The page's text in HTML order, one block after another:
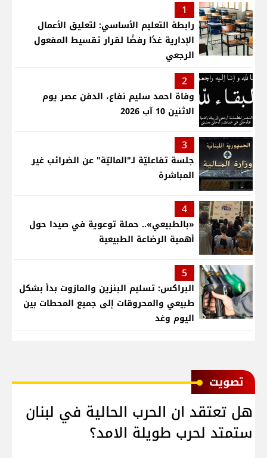
1
رابطة التعليم الأساسي: لتعليق الأعمال
الإدارية غدًا رفضًا لقرار تقسيط المفعول
الرجعي
2
وفاة احمد سليم نفاع، الدفن عصر يوم
الاثنين 10 آب 2026
3
جلسة تفاعليّة لـ"الماليّة" عن الضرائب غير
المباشرة
4
«بالطبيعي».. حملة توعوية في صيدا حول
أهمية الرضاعة الطبيعية
5
البراكس: تسليم البنزين والمازوت بدأ بشكل
طبيعي والمحروقات إلى جميع المحطات بين
اليوم وغد
ﺗﺼﻮﻳﺖ
هل تعتقد ان الحرب الحالية في لبنان
ستمتد لحرب طويلة الامد؟